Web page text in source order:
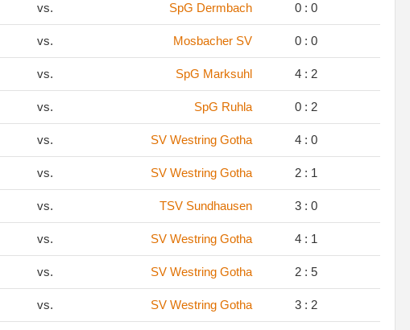
vs. SpG Dermbach 0 : 0
vs. Mosbacher SV 0 : 0
vs. SpG Marksuhl 4 : 2
vs. SpG Ruhla 0 : 2
vs. SV Westring Gotha 4 : 0
vs. SV Westring Gotha 2 : 1
vs. TSV Sundhausen 3 : 0
vs. SV Westring Gotha 4 : 1
vs. SV Westring Gotha 2 : 5
vs. SV Westring Gotha 3 : 2